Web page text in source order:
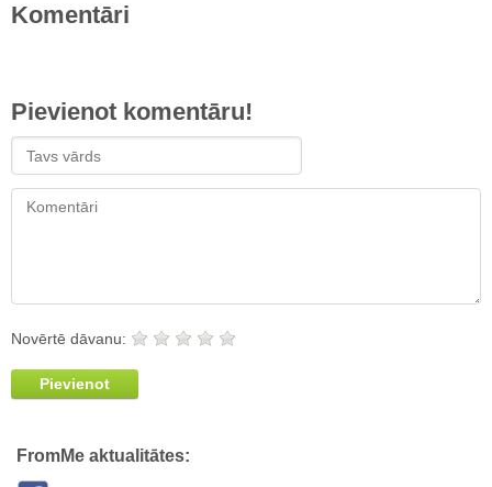
Komentāri
Pievienot komentāru!
Novērtē dāvanu:
Pievienot
FromMe aktualitātes: